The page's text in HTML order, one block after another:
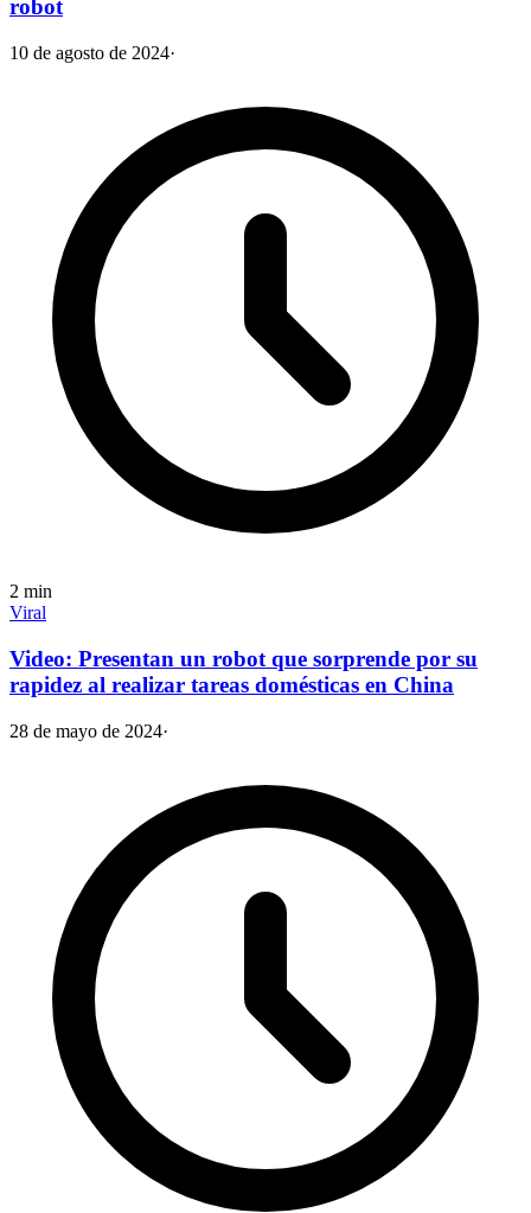
robot
10 de agosto de 2024·
2 min
Viral
Video: Presentan un robot que sorprende por su
rapidez al realizar tareas domésticas en China
28 de mayo de 2024·